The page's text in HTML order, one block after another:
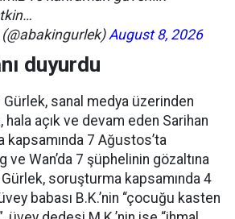
(@abakingurlek)August 8, 2026
duyurdu
Gürlek, sanal medya üzerinden
hala açık ve devam eden Sarihan
7 Ağustos’ta
ve Wan’da 7 şüphelinin gözaltına
Gürlek, soruşturma kapsamında 4
babası B.K.’nin “çocuğu kasten